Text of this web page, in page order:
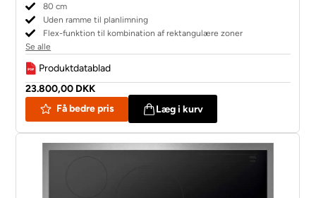
80 cm
Uden ramme til planlimning
Flex-funktion til kombination af rektangulære zoner
Se alle
Produktdatablad
23.800,00 DKK
Få bedre pris
Læg i kurv